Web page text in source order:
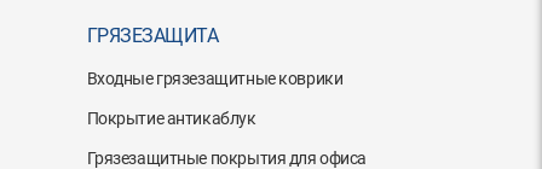
ГРЯЗЕЗАЩИТА
Входные грязезащитные коврики
Покрытие антикаблук
Грязезащитные покрытия для офиса